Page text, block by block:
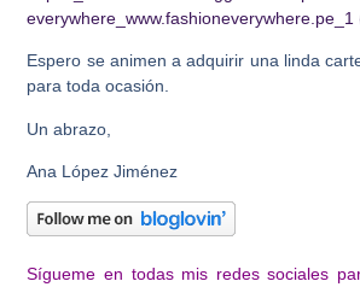
Espero se animen a adquirir una linda
para toda ocasión.
Un abrazo,
Ana López Jiménez
Sígueme en todas mis redes sociales